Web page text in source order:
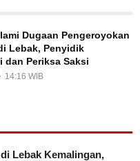
Dugaan Pengeroyokan
Lebak, Penyidik
dan Periksa Saksi
14:16 WIB
Lebak Kemalingan,